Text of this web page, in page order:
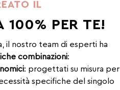
IL
100% PER TE!
il nostro team di esperti ha
combinazioni:
: progettati su misura per
specifiche del singolo